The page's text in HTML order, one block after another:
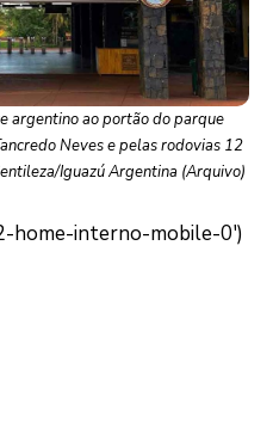
argentino ao portão do parque
Neves e pelas rodovias 12
Iguazú Argentina (Arquivo)